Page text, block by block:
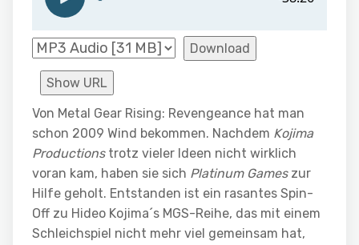
Download
Show URL
Von Metal Gear Rising: Revengeance hat man
schon 2009 Wind bekommen. Nachdem Kojima
Productionstrotz vieler Ideen nicht wirklich
voran kam, haben sie sich Platinum Gameszur
Hilfe geholt. Entstanden ist ein rasantes Spin-
Off zu Hideo Kojima´s MGS-Reihe, das mit einem
Schleichspiel nicht mehr viel gemeinsam hat,